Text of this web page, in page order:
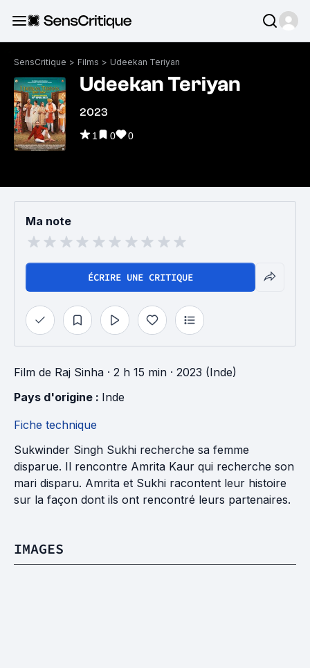
SensCritique > Films > Udeekan Teriyan
Udeekan Teriyan
2023
1 0 0
Ma note
ÉCRIRE UNE CRITIQUE
Film de Raj Sinha · 2 h 15 min · 2023 (Inde)
Pays d'origine : Inde
Fiche technique
Sukwinder Singh Sukhi recherche sa femme
disparue. Il rencontre Amrita Kaur qui recherche son
mari disparu. Amrita et Sukhi racontent leur histoire
sur la façon dont ils ont rencontré leurs partenaires.
IMAGES